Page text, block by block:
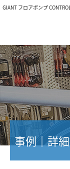
GIANT フロアポンプ
事例｜詳細